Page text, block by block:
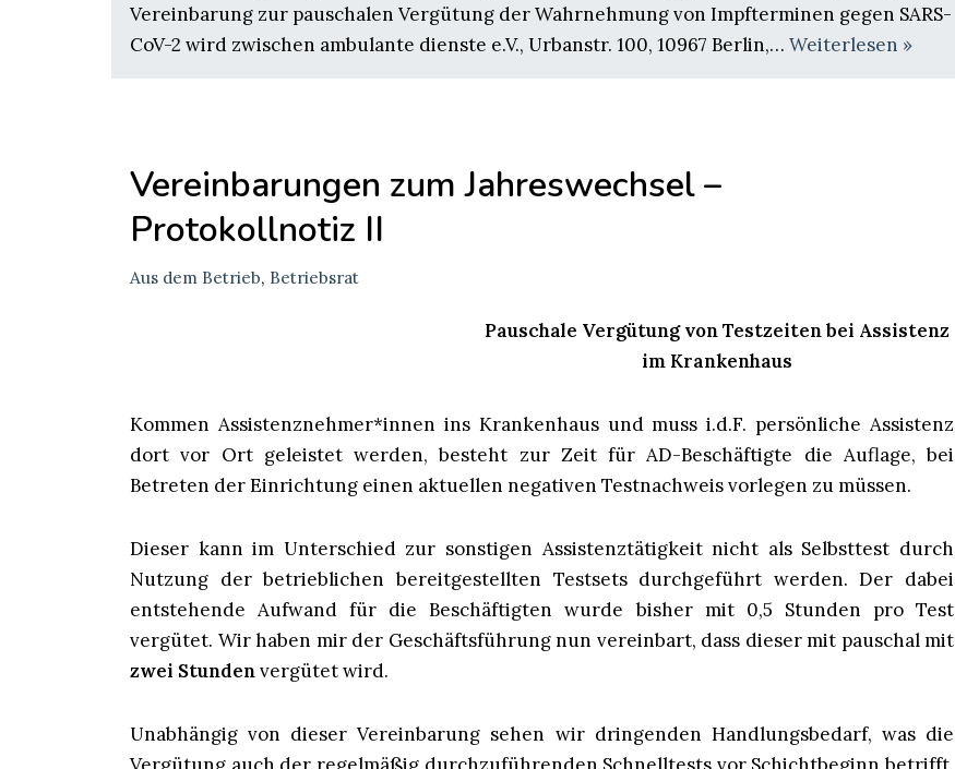
Vereinbarung zur pauschalen Vergütung der Wahrnehmung von Impfterminen gegen SARS-
CoV-2 wird zwischen ambulante dienste e.V., Urbanstr. 100, 10967 Berlin,… Weiterlesen »
Vereinbarungen zum Jahreswechsel –
Protokollnotiz II
Aus dem Betrieb, Betriebsrat
Pauschale Vergütung von Testzeiten bei Assistenz
im Krankenhaus
Kommen Assistenznehmer*innen ins Krankenhaus und muss i.d.F. persönliche Assistenz
dort vor Ort geleistet werden, besteht zur Zeit für AD-Beschäftigte die Auflage, bei
Betreten der Einrichtung einen aktuellen negativen Testnachweis vorlegen zu müssen.
Dieser kann im Unterschied zur sonstigen Assistenztätigkeit nicht als Selbsttest durch
Nutzung der betrieblichen bereitgestellten Testsets durchgeführt werden. Der dabei
entstehende Aufwand für die Beschäftigten wurde bisher mit 0,5 Stunden pro Test
vergütet. Wir haben mir der Geschäftsführung nun vereinbart, dass dieser mit pauschal mit
zwei Stundenvergütet wird.
Unabhängig von dieser Vereinbarung sehen wir dringenden Handlungsbedarf, was die
Vergütung auch der regelmäßig durchzuführenden Schnelltests vor Schichtbeginn betrifft.